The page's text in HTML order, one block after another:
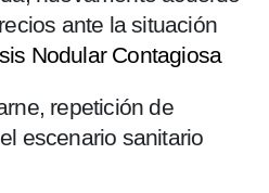
ante la situación
Nodular Contagiosa
repetición de
escenario sanitario